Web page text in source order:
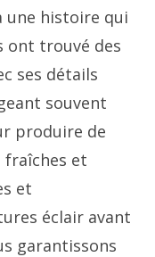
une histoire qui
ont trouvé des
ses détails
souvent
produire de
fraîches et
et
éclair avant
garantissons